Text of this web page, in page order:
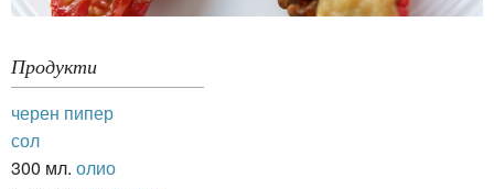
Продукти
черен пипер
сол
300 мл. олио